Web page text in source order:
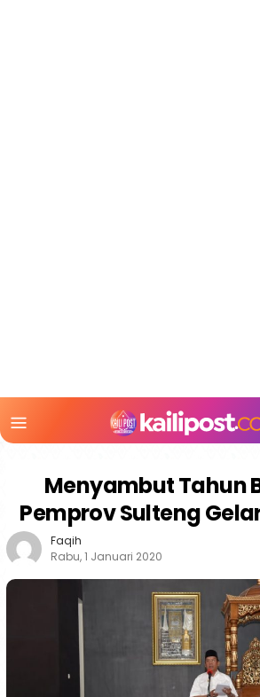
Mobile
Menyambut Tahun
Pemprov Sulteng
Faqih
Rabu, 1 Januari 2020